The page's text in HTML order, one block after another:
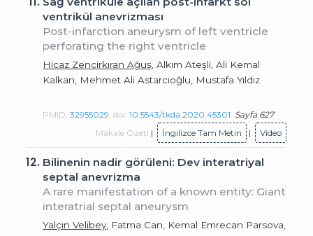
ventrikül anevrizması
Post-infarction aneurysm of left ventricle
perforating the right ventricle
Hicaz Zencirkıran Ağuş , Alkım Ateşli, Ali Kemal
Kalkan, Mehmet Ali Astarcıoğlu, Mustafa Yıldız
PMID:32955029 doi:10.5543/tkda.2020.45301 Sayfa 627
Makale Özeti | İngilizce Tam Metin | Video
12. Bilinenin nadir görüleni: Dev interatriyal
septal anevrizma
A rare manifestation of a known entity: Giant
interatrial septal aneurysm
Yalçın Velibey , Fatma Can, Kemal Emrecan Parsova,